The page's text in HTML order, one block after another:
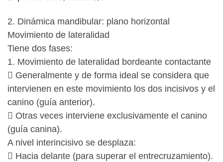
2. Dinámica mandibular: plano horizontal
Movimiento de lateralidad
Tiene dos fases:
1. Movimiento de lateralidad bordeante contactante
 Generalmente y de forma ideal se considera que
intervienen en este movimiento los dos incisivos y el
canino (guía anterior).
 Otras veces interviene exclusivamente el canino
(guía canina).
A nivel interincisivo se desplaza:
 Hacia delante (para superar el entrecruzamiento).